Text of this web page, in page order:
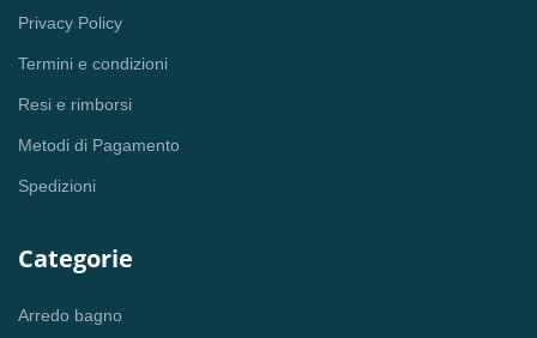
Privacy Policy
Termini e condizioni
Resi e rimborsi
Metodi di Pagamento
Spedizioni
Categorie
Arredo bagno